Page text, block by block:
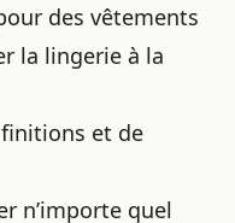
des vêtements
la lingerie à la
et de
n’importe quel